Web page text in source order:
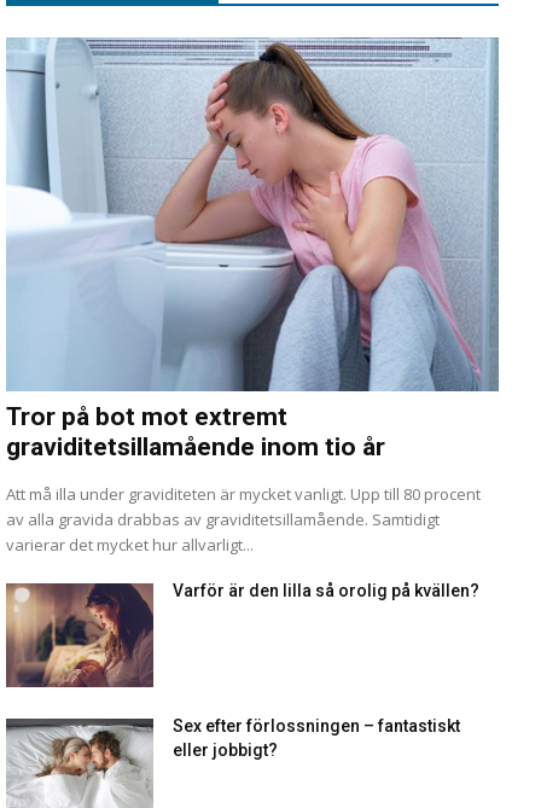
Tror på bot mot extremt
graviditetsillamående inom tio år
Att må illa under graviditeten är mycket vanligt. Upp till 80 procent
av alla gravida drabbas av graviditetsillamående. Samtidigt
varierar det mycket hur allvarligt...
Varför är den lilla så orolig på kvällen?
Sex efter förlossningen – fantastiskt
eller jobbigt?